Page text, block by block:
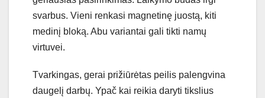
svarbus. Vieni renkasi magnetinę juostą, kiti
medinį bloką. Abu variantai gali tikti namų
virtuvei.
Tvarkingas, gerai prižiūrėtas peilis palengvina
daugelį darbų. Ypač kai reikia daryti tikslius